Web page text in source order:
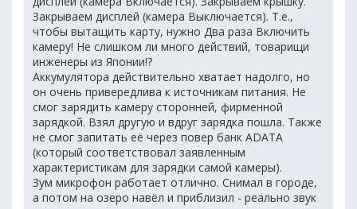
Закрываем дисплей (камера Выключается). Т.е.,
чтобы вытащить карту, нужно Два раза Включить
камеру! Не слишком ли много действий, товарищи
инженеры из Японии!?
Аккумулятора действительно хватает надолго, но
он очень привередлива к источникам питания. Не
смог зарядить камеру сторонней, фирменной
зарядкой. Взял другую и вдруг зарядка пошла. Также
не смог запитать её через повер банк ADATA
(который соответствовал заявленным
характеристикам для зарядки самой камеры).
Зум микрофон работает отлично. Снимал в городе,
а потом на озеро навёл и приблизил - реально звук